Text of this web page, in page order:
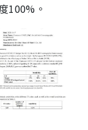
100%。